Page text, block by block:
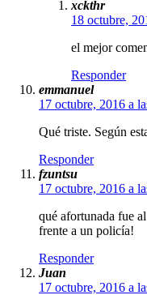
xckthr
18 octubre,
el mejor
Responder
emmanuel
17 octubre, 2016 a
Qué triste. Según
Responder
fzuntsu
17 octubre, 2016 a
qué afortunada fue
frente a un policía!
Responder
Juan
17 octubre, 2016 a